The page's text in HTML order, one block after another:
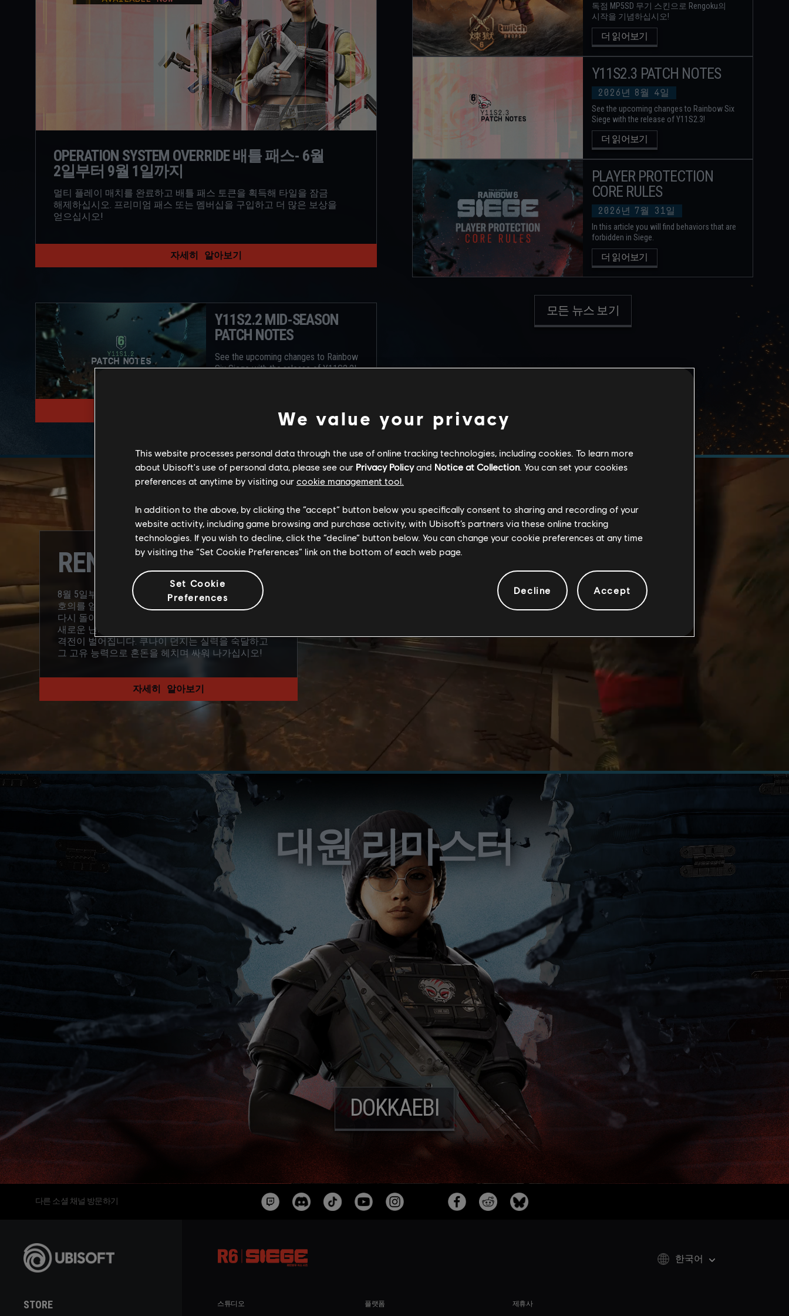
OPERATION SYSTEM OVERRIDE 배틀 패스- 6월
2일부터 9월 1일까지
멀티 플레이 매치를 완료하고 배틀 패스 토큰을 획득해 타일을 잠금
해제하십시오. 프리미엄 패스 또는 멤버십을 구입하고 더 많은 보상을
얻으십시오!
자세히 알아보기
Y11S2.2 MID-SEASON
PATCH NOTES
See the upcoming changes to Rainbow
Six Siege with the release of Y11S2.2!
독점 MP5SD 무기 스킨으로 Rengoku의
시작을 기념하십시오!
더 읽어보기
2026년 8월 4일
Y11S2.3 PATCH NOTES
See the upcoming changes to Rainbow Six
Siege with the release of Y11S2.3!
더 읽어보기
2026년 7월 31일
PLAYER PROTECTION
CORE RULES
In this article you will find behaviors that are
forbidden in Siege.
더 읽어보기
모든 뉴스 보기
RENGOKU
8월 5일부터 8월 26일까지 Rengoku 이벤트에서 신들의
호의를 얻으십시오. 헌신하는 자들과 홀린 자들이
다시 돌아와 자유를 위한 전투를 벌입니다. 여기에
새로운 닌자들이 합류하며 공중 사원에서 더 장엄한
격전이 벌어집니다. 쿠나이 던지는 실력을 숙달하고
그 고유 능력으로 혼돈을 헤치며 싸워 나가십시오!
자세히 알아보기
대원 리마스터
DOKKAEBI
다른 소셜 채널 방문하기
STORE 스튜디오 플랫폼 제휴사
한국어
We value your privacy
This website processes personal data through the use of online tracking technologies, including cookies. To learn more
about Ubisoft's use of personal data, please see our Privacy Policyand Notice at Collection. You can set your cookies
preferences at anytime by visiting our cookie management tool.
In addition to the above, by clicking the “accept” button below you specifically consent to sharing and recording of your
website activity, including game browsing and purchase activity, with Ubisoft’s partners via these online tracking
technologies. If you wish to decline, click the “decline” button below. You can change your cookie preferences at any time
by visiting the “Set Cookie Preferences” link on the bottom of each web page.
Set Cookie
Preferences
Decline Accept